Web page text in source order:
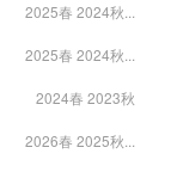
2025春 2024秋...
2025春 2024秋...
2024春 2023秋
2026春 2025秋...